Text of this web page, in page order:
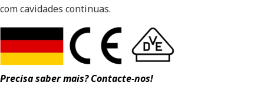
com cavidades continuas.
Precisa saber mais? Contacte-nos!